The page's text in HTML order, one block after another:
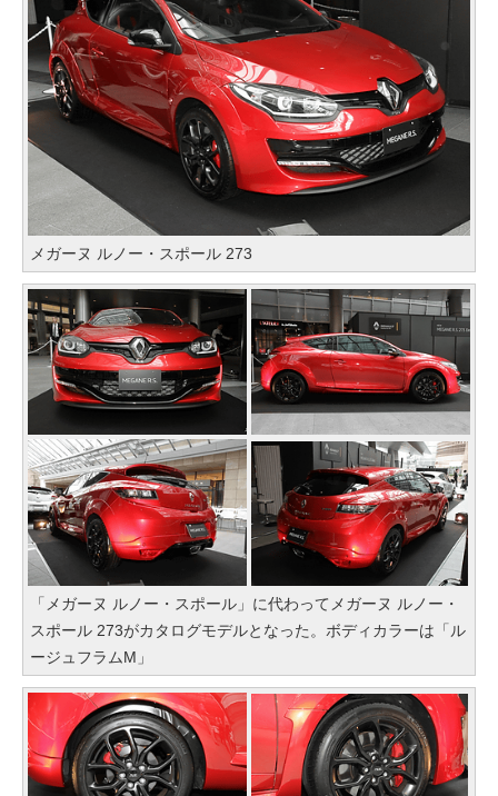
メガーヌ ルノー・スポール 273
「メガーヌ ルノー・スポール」に代わってメガーヌ ルノー・
スポール 273がカタログモデルとなった。ボディカラーは「ル
ージュフラムM」